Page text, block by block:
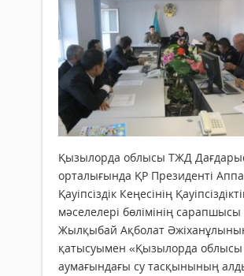
Қызылорда облысы ТЖД
орталығында ҚР Президенті
Қауіпсіздік Кеңесінің
мәселелері бөлімінің сарапшысы
Жылқыбай Ақболат
қатысуымен «Қызылорда облысы
аумағындағы су тасқынының